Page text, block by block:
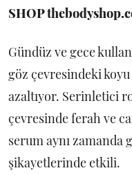
SHOP
Gündüz ve gece
göz çevresindeki
azaltıyor. Serinletici
çevresinde ferah ve
serum aynı zamanda
şikayetlerinde etkili.